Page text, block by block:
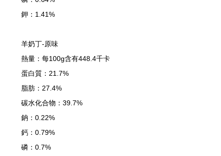
鉀：1.41%
羊奶丁-原味
熱量：每100g含有448.4千卡
蛋白質：21.7%
脂肪：27.4%
碳水化合物：39.7%
鈉：0.22%
鈣：0.79%
磷：0.7%